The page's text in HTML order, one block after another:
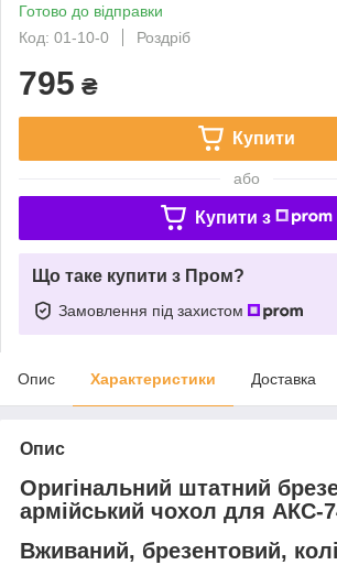
Готово до відправки
Код: 01-10-0
Роздріб
795 ₴
Купити
або
Купити з
Що таке купити з Пром?
Замовлення під захистом
Опис Характеристики Доставка
Опис
Оригінальний штатний
армійський чохол для АКС-
Вживаний, брезентовий,